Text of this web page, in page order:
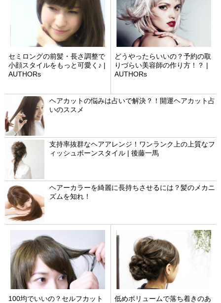
セミロングの前髪・長さ調整で
小顔スタイルをもっと可愛く♪ |
AUTHORs
どうやったらいいの？予約の取
りづらい美容師の作り方！？ |
AUTHORs
ヘアカットの悩みは占いで解決？！開運ヘアカット占
いのススメ
支持率抜群なヘアアレンジ！ワンランク上の上質なフ
ィッシュボーンスタイル | 後藤一馬
ヘアーカラーを綺麗に長持ちさせるには？髪のメカニ
ズムを知れ！
100均でいいの？セルフカット
低めボリュームで落ち着きのあ